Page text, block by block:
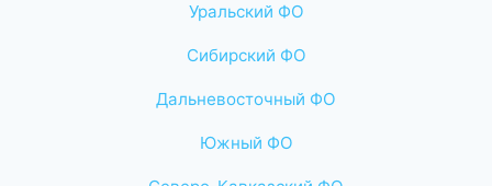
Уральский ФО
Сибирский ФО
Дальневосточный ФО
Южный ФО